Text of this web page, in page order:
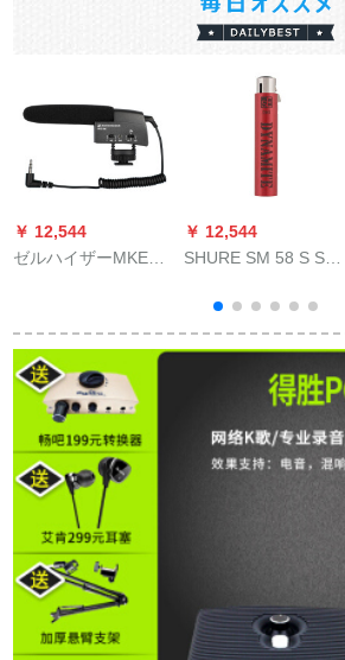
￥ 12,544
ゼルハイザーMKE
メラ一目レフマイク
MKE 400
￥ 12,544
SHURE SM 58 S SM
マイクテストでギタ
を弾きます。家庭用
ントカードド1話を放
イドで電気を供給し
ます。）